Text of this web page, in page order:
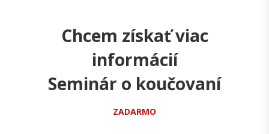
Chcem získať viac
informácií
Seminár o koučovaní
ZADARMO